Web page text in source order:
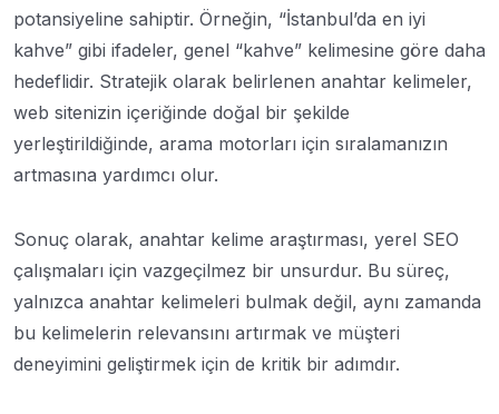
potansiyeline sahiptir. Örneğin, “İstanbul’da en iyi
kahve” gibi ifadeler, genel “kahve” kelimesine göre daha
hedeflidir. Stratejik olarak belirlenen anahtar kelimeler,
web sitenizin içeriğinde doğal bir şekilde
yerleştirildiğinde, arama motorları için sıralamanızın
artmasına yardımcı olur.
Sonuç olarak, anahtar kelime araştırması, yerel SEO
çalışmaları için vazgeçilmez bir unsurdur. Bu süreç,
yalnızca anahtar kelimeleri bulmak değil, aynı zamanda
bu kelimelerin relevansını artırmak ve müşteri
deneyimini geliştirmek için de kritik bir adımdır.